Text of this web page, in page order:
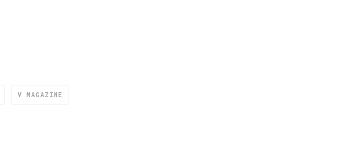
V MAGAZINE